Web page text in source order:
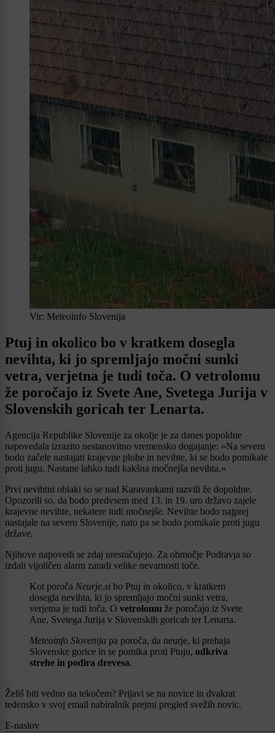
Vir: Meteoinfo Slovenija
Ptuj in okolico bo v kratkem dosegla
nevihta, ki jo spremljajo močni sunki
vetra, verjetna je tudi toča. O vetrolomu
že poročajo iz Svete Ane, Svetega Jurija v
Slovenskih goricah ter Lenarta.
Agencija Republike Slovenije za okolje je za danes popoldne
napovedala izrazito nestanovitno vremensko dogajanje: »Na severu
bodo začele nastajati krajevne plohe in nevihte, ki se bodo pomikale
proti jugu. Nastane lahko tudi kakšna močnejša nevihta.«
Prvi nevihtni oblaki so se nad Karavankami razvili že dopoldne.
Opozorili so, da bodo predvsem med 13. in 19. uro državo zajele
krajevne nevihte, nekatere tudi močnejše. Nevihte bodo najprej
nastajale na severu Slovenije, nato pa se bodo pomikale proti jugu
države.
Njihove napovedi se zdaj uresničujejo. Za območje Podravja so
izdali vijoličen alarm zaradi velike nevarnosti toče.
Kot poroča Neurje.si bo Ptuj in okolico, v kratkem
dosegla nevihta, ki jo spremljajo močni sunki vetra,
verjetna je tudi toča. O vetrolomu že poročajo iz Svete
Ane, Svetega Jurija v Slovenskih goricah ter Lenarta.
Meteoinfo Slovenija pa poroča, da neurje, ki prehaja
Slovenske gorice in se pomika proti Ptuju, odkriva
strehe in podira drevesa.
Želiš biti vedno na tekočem? Prijavi se na novice in dvakrat
tedensko v svoj email nabiralnik prejmi pregled svežih novic.
E-naslov